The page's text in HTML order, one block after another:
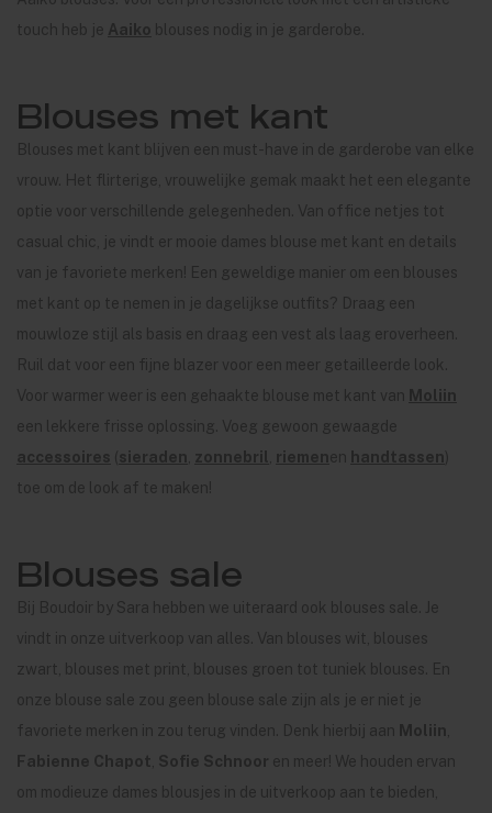
touch heb je Aaiko blouses nodig in je garderobe.
Blouses met kant
Blouses met kant blijven een must-have in de garderobe van elke
vrouw. Het flirterige, vrouwelijke gemak maakt het een elegante
optie voor verschillende gelegenheden. Van office netjes tot
casual chic, je vindt er mooie dames blouse met kant en details
van je favoriete merken! Een geweldige manier om een blouses
met kant op te nemen in je dagelijkse outfits? Draag een
mouwloze stijl als basis en draag een vest als laag eroverheen.
Ruil dat voor een fijne blazer voor een meer getailleerde look.
Voor warmer weer is een gehaakte blouse met kant van Moliin
een lekkere frisse oplossing. Voeg gewoon gewaagde
accessoires ( sieraden zonnebril riemenen handtassen)
toe om de look af te maken!
Blouses sale
Bij Boudoir by Sara hebben we uiteraard ook blouses sale. Je
vindt in onze uitverkoop van alles. Van blouses wit, blouses
zwart, blouses met print, blouses groen tot tuniek blouses. En
onze blouse sale zou geen blouse sale zijn als je er niet je
favoriete merken in zou terug vinden. Denk hierbij aan Moliin
Fabienne Chapot Sofie Schnoor en meer! We houden ervan
om modieuze dames blousjes in de uitverkoop aan te bieden,